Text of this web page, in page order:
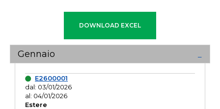
Gennaio
E2600001
dal: 03/01/2026
al: 04/01/2026
Estere